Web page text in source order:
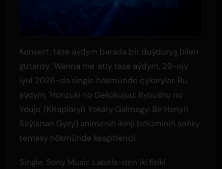
Konsert, täze aýdym barada bir duýduryş bilen
gutardy. 'Wanna me' atly täze aýdym, 29-njy
iýul 2026-da single hökmünde çykarylar. Bu
aýdym, 'Honzuki no Gekokujou: Ryoushu no
Youjo' (Kitaplaryň Yokary Galmagy: Bir Hanyň
Saýlanan Gyzy) animeniň ikinji bölüminiň soňky
temasy hökmünde kesgitlendi.
Single, Sony Music Labels-den iki fiziki